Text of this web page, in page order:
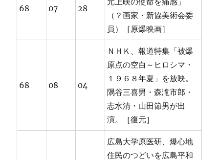
68 07 28
（？画家・新協美術会委
員）［原爆映画］
68 08 04
ＮＨＫ、報道特集「被爆
原点の空白～ヒロシマ・
１９６８年夏」を放映。
隅谷三喜男・森滝市郎・
志水清・山田節男が出
演。［復元］
広島大学原医研、爆心地
住民のつどいを広島平和